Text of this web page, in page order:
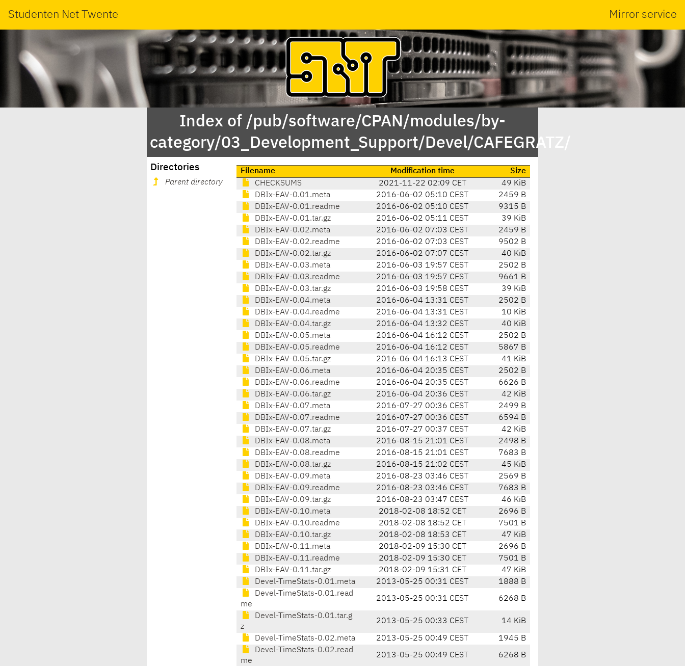
Studenten Net Twente Mirror service
Index of /pub/software/CPAN/modules/by-
category/03_Development_Support/Devel/CAFEGRATZ/
Directories
Parent directory
Filename Modification time
Size
CHECKSUMS
2021-11-22 02:09 CET
49 KiB
DBIx-EAV-0.01.meta
2016-06-02 05:10 CEST
2459 B
DBIx-EAV-0.01.readme
2016-06-02 05:10 CEST
9315 B
DBIx-EAV-0.01.tar.gz
2016-06-02 05:11 CEST
39 KiB
DBIx-EAV-0.02.meta
2016-06-02 07:03 CEST
2459 B
DBIx-EAV-0.02.readme
2016-06-02 07:03 CEST
9502 B
DBIx-EAV-0.02.tar.gz
2016-06-02 07:07 CEST
40 KiB
DBIx-EAV-0.03.meta
2016-06-03 19:57 CEST
2502 B
DBIx-EAV-0.03.readme
2016-06-03 19:57 CEST
9661 B
DBIx-EAV-0.03.tar.gz
2016-06-03 19:58 CEST
39 KiB
DBIx-EAV-0.04.meta
2016-06-04 13:31 CEST
2502 B
DBIx-EAV-0.04.readme
2016-06-04 13:31 CEST
10 KiB
DBIx-EAV-0.04.tar.gz
2016-06-04 13:32 CEST
40 KiB
DBIx-EAV-0.05.meta
2016-06-04 16:12 CEST
2502 B
DBIx-EAV-0.05.readme
2016-06-04 16:12 CEST
5867 B
DBIx-EAV-0.05.tar.gz
2016-06-04 16:13 CEST
41 KiB
DBIx-EAV-0.06.meta
2016-06-04 20:35 CEST
2502 B
DBIx-EAV-0.06.readme
2016-06-04 20:35 CEST
6626 B
DBIx-EAV-0.06.tar.gz
2016-06-04 20:36 CEST
42 KiB
DBIx-EAV-0.07.meta
2016-07-27 00:36 CEST
2499 B
DBIx-EAV-0.07.readme
2016-07-27 00:36 CEST
6594 B
DBIx-EAV-0.07.tar.gz
2016-07-27 00:37 CEST
42 KiB
DBIx-EAV-0.08.meta
2016-08-15 21:01 CEST
2498 B
DBIx-EAV-0.08.readme
2016-08-15 21:01 CEST
7683 B
DBIx-EAV-0.08.tar.gz
2016-08-15 21:02 CEST
45 KiB
DBIx-EAV-0.09.meta
2016-08-23 03:46 CEST
2569 B
DBIx-EAV-0.09.readme
2016-08-23 03:46 CEST
7683 B
DBIx-EAV-0.09.tar.gz
2016-08-23 03:47 CEST
46 KiB
DBIx-EAV-0.10.meta
2018-02-08 18:52 CET
2696 B
DBIx-EAV-0.10.readme
2018-02-08 18:52 CET
7501 B
DBIx-EAV-0.10.tar.gz
2018-02-08 18:53 CET
47 KiB
DBIx-EAV-0.11.meta
2018-02-09 15:30 CET
2696 B
DBIx-EAV-0.11.readme
2018-02-09 15:30 CET
7501 B
DBIx-EAV-0.11.tar.gz
2018-02-09 15:31 CET
47 KiB
Devel-TimeStats-0.01.meta
2013-05-25 00:31 CEST
1888 B
Devel-TimeStats-0.01.read
me
2013-05-25 00:31 CEST 6268 B
Devel-TimeStats-0.01.tar.g
z
2013-05-25 00:33 CEST 14 KiB
Devel-TimeStats-0.02.meta 2013-05-25 00:49 CEST
1945 B
Devel-TimeStats-0.02.read
me
2013-05-25 00:49 CEST 6268 B